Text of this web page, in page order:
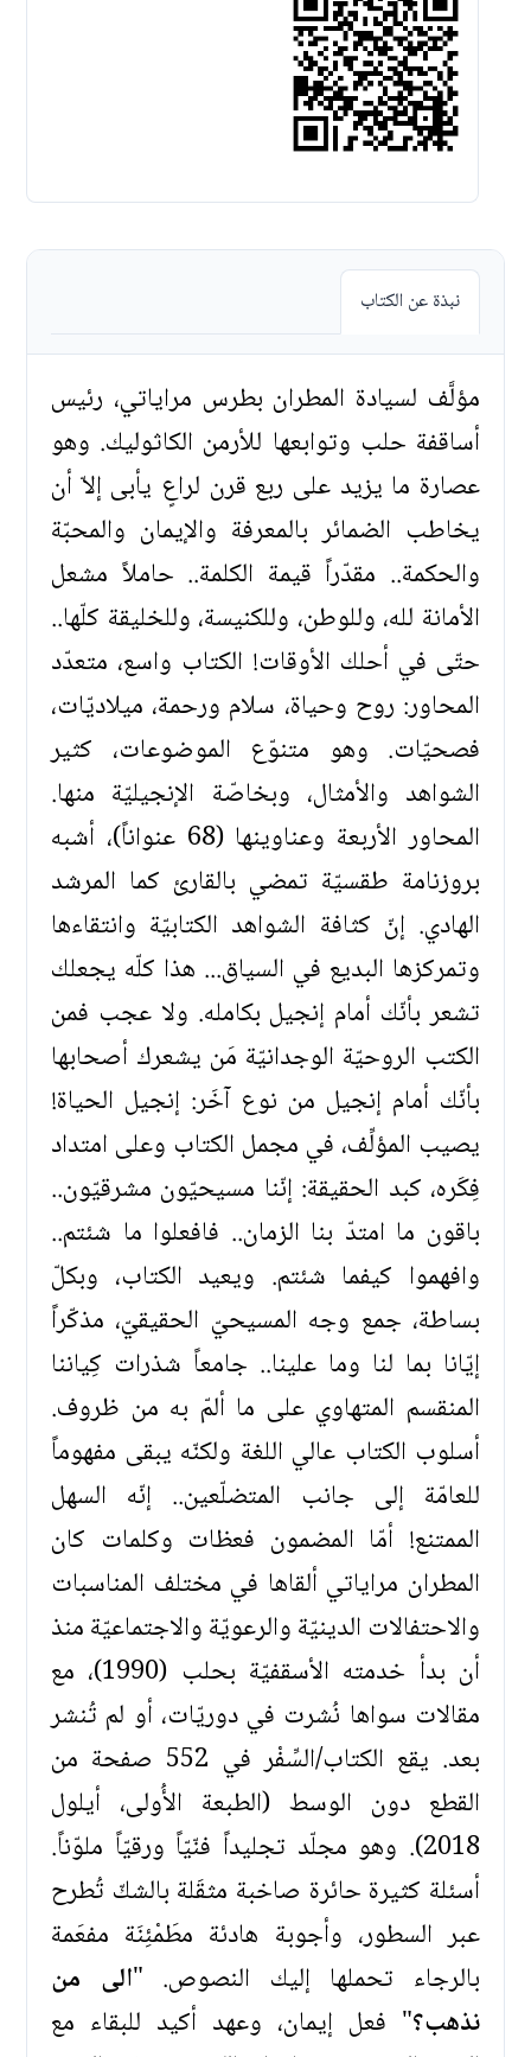
نبذة عن الكتاب
مؤلَّف لسيادة المطران بطرس مراياتي، رئيس
أساقفة حلب وتوابعها للأرمن الكاثوليك. وهو
عصارة ما يزيد على ربع قرن لراعٍ يأبى إلاّ أن
يخاطب الضمائر بالمعرفة والإيمان والمحبّة
والحكمة.. مقدّراً قيمة الكلمة.. حاملاً مشعل
الأمانة لله، وللوطن، وللكنيسة، وللخليقة كلّها..
حتّى في أحلك الأوقات! الكتاب واسع، متعدّد
المحاور: روح وحياة، سلام ورحمة، ميلاديّات،
فصحيّات. وهو متنوّع الموضوعات، كثير
الشواهد والأمثال، وبخاصّة الإنجيليّة منها.
المحاور الأربعة وعناوينها (68 عنواناً)، أشبه
بروزنامة طقسيّة تمضي بالقارئ كما المرشد
الهادي. إنّ كثافة الشواهد الكتابيّة وانتقاءها
وتمركزها البديع في السياق... هذا كلّه يجعلك
تشعر بأنّك أمام إنجيل بكامله. ولا عجب فمن
الكتب الروحيّة الوجدانيّة مَن يشعرك أصحابها
بأنّك أمام إنجيل من نوع آخَر: إنجيل الحياة!
يصيب المؤلِّف، في مجمل الكتاب وعلى امتداد
فِكَره، كبد الحقيقة: إنّنا مسيحيّون مشرقيّون..
باقون ما امتدّ بنا الزمان.. فافعلوا ما شئتم..
وافهموا كيفما شئتم. ويعيد الكتاب، وبكلّ
بساطة، جمع وجه المسيحيّ الحقيقيّ، مذكّراً
إيّانا بما لنا وما علينا.. جامعاً شذرات كِياننا
المنقسم المتهاوي على ما ألمّ به من ظروف.
أسلوب الكتاب عالي اللغة ولكنّه يبقى مفهوماً
للعامّة إلى جانب المتضلّعين.. إنّه السهل
الممتنع! أمّا المضمون فعظات وكلمات كان
المطران مراياتي ألقاها في مختلف المناسبات
والاحتفالات الدينيّة والرعويّة والاجتماعيّة منذ
أن بدأ خدمته الأسقفيّة بحلب (1990)، مع
مقالات سواها نُشرت في دوريّات، أو لم تُنشر
بعد. يقع الكتاب/السِّفْر في 552 صفحة من
القطع دون الوسط (الطبعة الأُولى، أيلول
2018). وهو مجلّد تجليداً فنّيّاً ورقيّاً ملوّناً.
أسئلة كثيرة حائرة صاخبة مثقَلة بالشكّ تُطرح
عبر السطور، وأجوبة هادئة مطَمْئِنَة مفعَمة
بالرجاء تحملها إليك النصوص. "الى من
نذهب؟" فعل إيمان، وعهد أكيد للبقاء مع